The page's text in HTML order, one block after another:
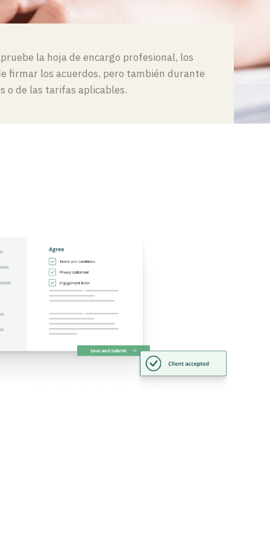
la hoja de encargo profesional, los
firmar los acuerdos, pero también durante
o de las tarifas aplicables.